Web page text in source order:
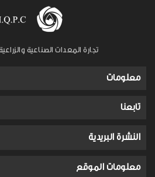
تجارة المعدات الصناعية
معلومات
تابعنا
النشرة البريدية
معلومات الموقع